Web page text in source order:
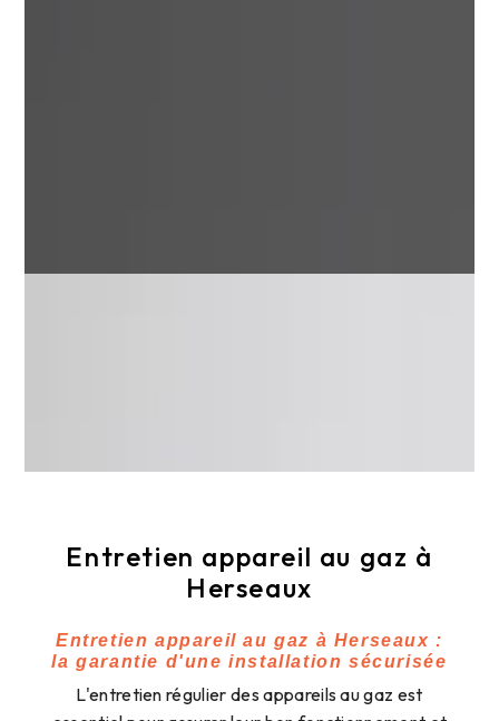
Entretien appareil au gaz à
Herseaux
Entretien appareil au gaz à Herseaux :
la garantie d'une installation sécurisée
L'entretien régulier des appareils au gaz est